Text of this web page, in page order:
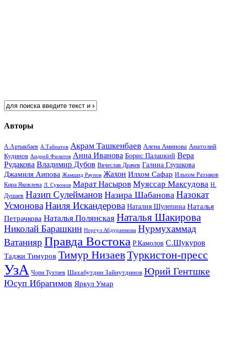
Авторы
А.Артыкбаев А.Тайпатов Акрам Ташкенбаев Алена Аминова Анатолий
Кудинов Андрей Филатов Анна Иванова Борис Палацкий Вера
Рудакова Владимир Дубов Вячеслав Драчев Галина Глушкова
Джамиля Аипова Жамшид Раупов Жахон Илхом Сафар Ильхом Раззаков
Кира Яковлева Л. Сувонов Марат Насыров Муяссар Максудова Н.
Душаев Назип Сулейманов Назира Шабанова Назокат
УсмоноваНаиля Искандерова Наталия Шулепина Наталья
Петрачкова Наталья Полянская Наталья Шакирова
Николай Барашкин Норгул Абдураимова Нурмухаммад
Ватанияр Правда Востока Р.Камолов С.Шукуров
Таджи Тимуров Тимур НизаевТуркистон-пресс
УзА Чори Тухтаев Шахабутдин Зайнутдинов Юрий Гентшке
Юсуп Ибрагимов Яркул Умар